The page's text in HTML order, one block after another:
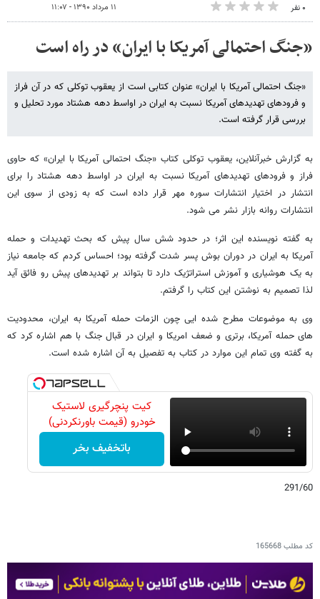
۰ نفر ۱۱ مرداد ۱۳۹۰ - ۱۱:۰۷
«جنگ احتمالی آمریکا با ایران» در راه است
«جنگ احتمالی آمریکا با ایران» عنوان کتابی است از یعقوب توکلی که در آن فراز
و فرودهای تهدیدهای آمریکا نسبت به ایران در اواسط دهه هشتاد مورد تحلیل و
بررسی قرار گرفته است.
به گزارش خبرآنلاین، یعقوب توکلی کتاب «جنگ احتمالی آمریکا با ایران» که حاوی
فراز و فرودهای تهدیدهای آمریکا نسبت به ایران در اواسط دهه هشتاد را برای
انتشار در اختیار انتشارات سوره مهر قرار داده است که به زودی از سوی این
انتشارات روانه بازار نشر می شود.
به گفته نویسنده این اثر؛ در حدود شش سال پیش که بحث تهدیدات و حمله
آمریکا به ایران در دوران بوش پسر شدت گرفته بود؛ احساس کردم که جامعه نیاز
به یک هوشیاری و آموزش استراتژیک دارد تا بتواند بر تهدیدهای پیش رو فائق آید
لذا تصمیم به نوشتن این کتاب را گرفتم.
وی به موضوعات مطرح شده ایی چون الزمات حمله آمریکا به ایران، محدودیت
های حمله آمریکا، برتری و ضعف امریکا و ایران در قبال جنگ با هم اشاره کرد که
به گفته وی تمام این موارد در کتاب به تفصیل به آن اشاره شده است.
کیت پنچرگیری لاستیک
خودرو (قیمت باورنکردنی)
باتخفیف بخر
291/60
کد مطلب165668